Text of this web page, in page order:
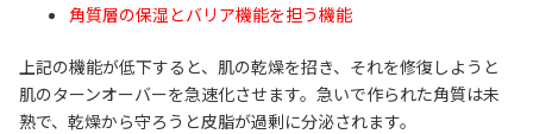
角質層の保湿とバリア機能を担う機能
上記の機能が低下すると、肌の乾燥を招き、それを修復しようと
肌のターンオーバーを急速化させます。急いで作られた角質は未
熟で、乾燥から守ろうと皮脂が過剰に分泌されます。